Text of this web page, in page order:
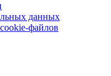
данных
файлов